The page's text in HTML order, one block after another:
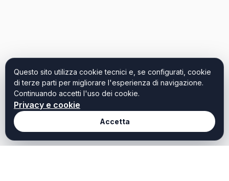
Questo sito utilizza cookie tecnici e, se configurati, cookie
di terze parti per migliorare l'esperienza di navigazione.
Continuando accetti l'uso dei cookie.
Privacy e cookie
Accetta